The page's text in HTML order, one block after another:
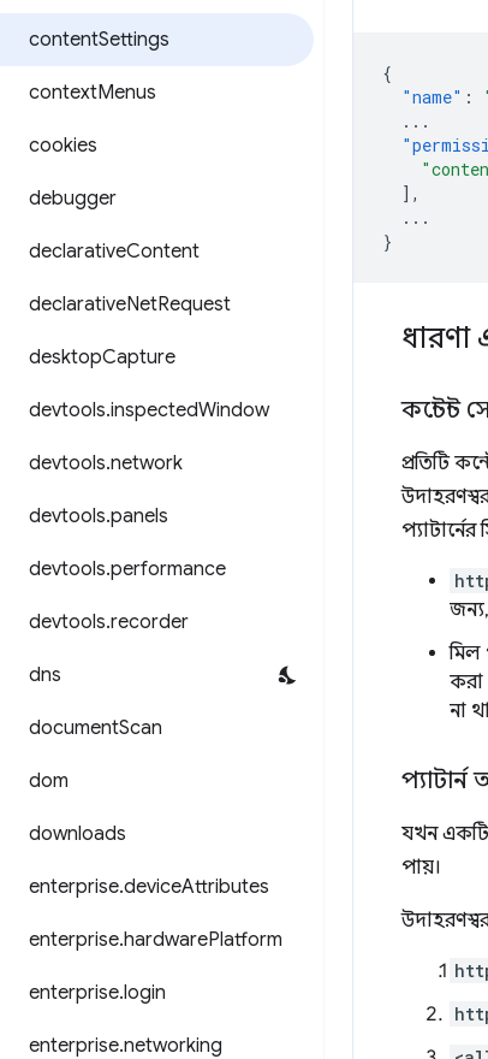
contentSettings
contextMenus
cookies
debugger
declarativeContent
declarativeNetRequest
desktopCapture
devtools.inspectedWindow
devtools.network
devtools.panels
devtools.performance
devtools.recorder
dns
documentScan
dom
downloads
enterprise.deviceAttributes
enterprise.hardwarePlatform
enterprise.login
enterprise.networking
{
"name" :
...
],
...
}
ধারণা
কন্টেন্ট
প্রতিটি
প্যাটার্নের
মিল
করা
না
প্যাটার্ন
যখন একটি
পায়।